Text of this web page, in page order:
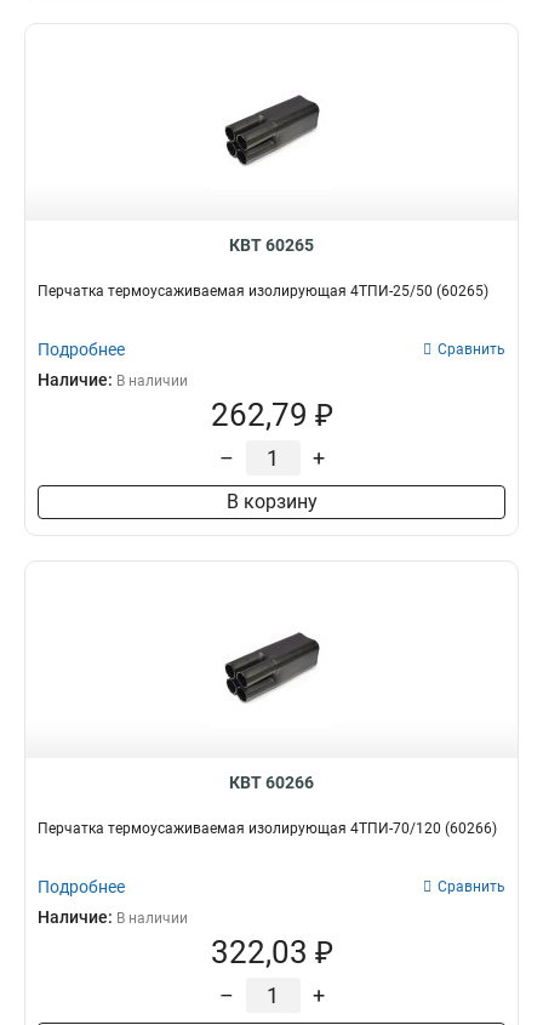
КВТ 60265
Перчатка термоусаживаемая изолирующая 4ТПИ-25/50 (60265)
Подробнее Сравнить
Наличие: В наличии
262,79 ₽
– +
В корзину
КВТ 60266
Перчатка термоусаживаемая изолирующая 4ТПИ-70/120 (60266)
Подробнее Сравнить
Наличие: В наличии
322,03 ₽
– +